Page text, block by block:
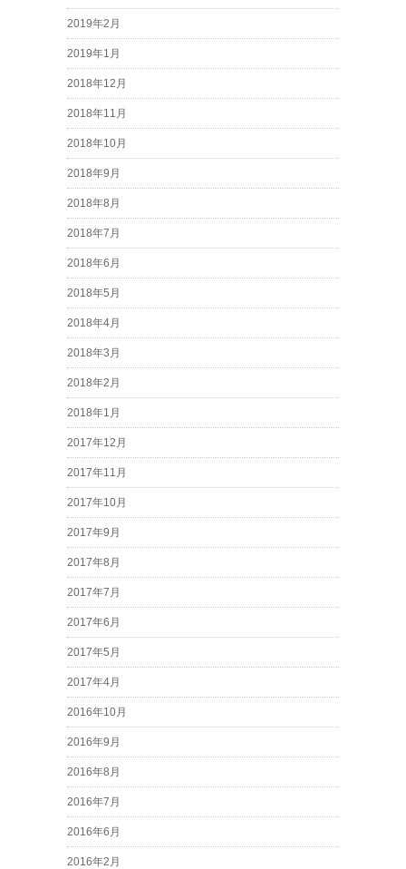
2019年2月
2019年1月
2018年12月
2018年11月
2018年10月
2018年9月
2018年8月
2018年7月
2018年6月
2018年5月
2018年4月
2018年3月
2018年2月
2018年1月
2017年12月
2017年11月
2017年10月
2017年9月
2017年8月
2017年7月
2017年6月
2017年5月
2017年4月
2016年10月
2016年9月
2016年8月
2016年7月
2016年6月
2016年2月